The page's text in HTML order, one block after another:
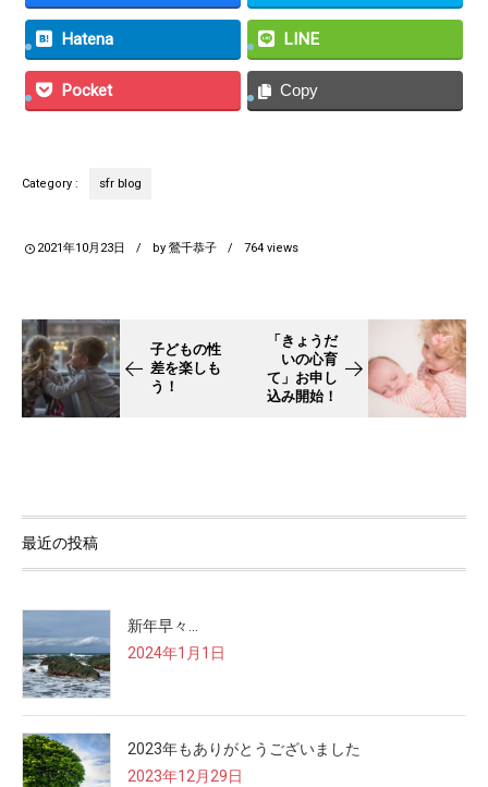
Hatena LINE
Pocket Copy
Category : sfr blog
2021年10月23日 by鶯千恭子 764 views
子どもの性
差を楽しも
う！
「きょうだ
いの心育
て」お申し
込み開始！
最近の投稿
新年早々…
2024年1月1日
2023年もありがとうございました
2023年12月29日